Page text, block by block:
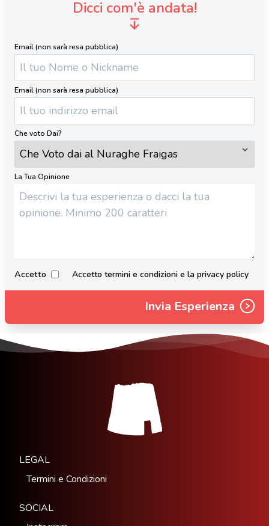
Dicci com'è andata!
Email (non sarà resa pubblica)
Email (non sarà resa pubblica)
Che voto Dai?
La Tua Opinione
Accetto Accetto termini e condizioni e la privacy policy
Invia Esperienza
LEGAL
Termini e Condizioni
SOCIAL